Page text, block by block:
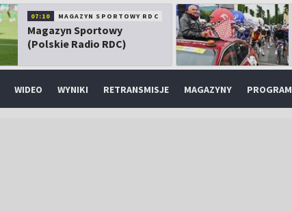
07:10 MAGAZYN SPORTOWY RDC
Magazyn Sportowy
(Polskie Radio RDC)
WIDEO WYNIKI RETRANSMISJE MAGAZYNY